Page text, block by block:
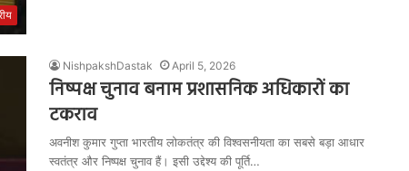
NishpakshDastak April 5, 2026
निष्पक्ष चुनाव बनाम प्रशासनिक अधिकारों का
टकराव
अवनीश कुमार गुप्ता भारतीय लोकतंत्र की विश्वसनीयता का सबसे बड़ा आधार
स्वतंत्र और निष्पक्ष चुनाव हैं। इसी उद्देश्य की पूर्ति…